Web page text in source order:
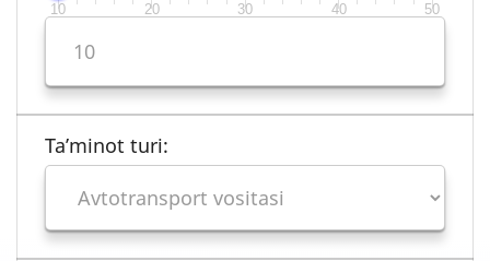
10 20 30 40 50
Ta’minot turi: